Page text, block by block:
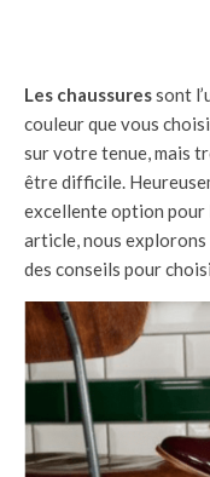
Les chaussuressont
couleur que vous
sur votre tenue, mais
être difficile.
excellente option pour
article, nous
des conseils pour